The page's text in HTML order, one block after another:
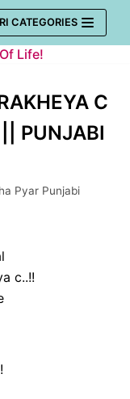
CATEGORIES
Life!
C
|| PUNJABI
Pyar Punjabi
c..!!